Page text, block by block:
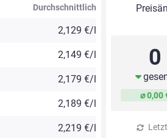
Durchschnittlich
2,129 €/l
2,149 €/l
2,179 €/l
2,189 €/l
2,219 €/l
0
⌀ 0,00